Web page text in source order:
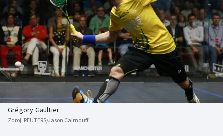
DALŠÍ SPORTY
Americký fotbal
Baseball a softbal
Basketbal
Biatlon
NEPŘEHLÉDNĚTE
Soutěže
Historické návraty
Aplikace ČT sport
Grégory Gaultier
Zdroj: REUTERS/Jason Cairnduff